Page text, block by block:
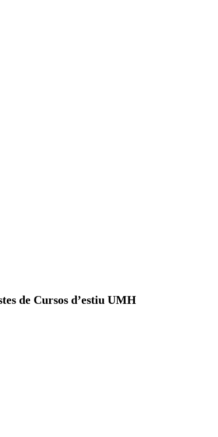
de Cursos d’estiu UMH